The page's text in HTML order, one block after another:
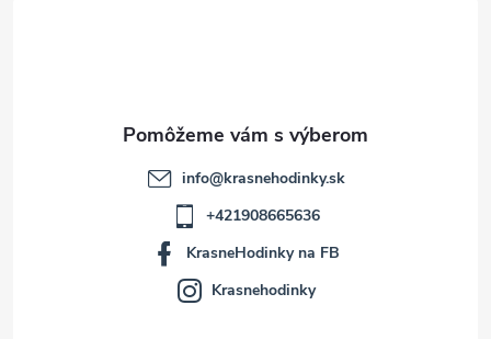
info@krasnehodinky.sk
+421908665636
KrasneHodinky na FB
Krasnehodinky